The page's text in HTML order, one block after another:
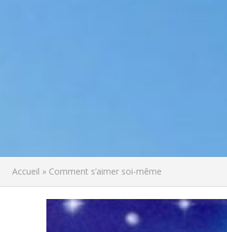
Accueil » Comment s’aimer soi-même